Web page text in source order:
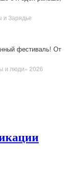
и Зарядье
фестиваль! От
и люди» 2026